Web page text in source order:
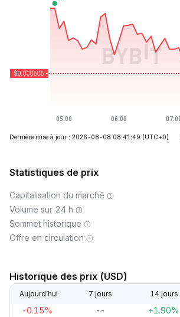
Dernière mise à jour : 2026-08-08 08:41:49 (UTC+0)
Statistiques de prix
Capitalisation du marché
Volume sur 24 h
Sommet historique
Offre en circulation
Historique des prix (USD)
Aujourd’hui 7 jours 14 jours
-0.15% -- +1.90%